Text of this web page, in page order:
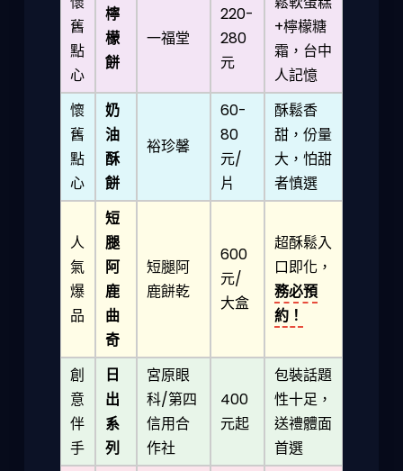
舊
點
心
檸
檬
餅
一福堂
220-
280
元
+檸檬糖
霜，台中
人記憶
懷
舊
點
心
奶
油
酥
餅
裕珍馨
60-
80
元/
片
酥鬆香
甜，份量
大，怕甜
者慎選
人
氣
爆
品
短
腿
阿
鹿
曲
奇
短腿阿
鹿餅乾
600
元/
大盒
超酥鬆入
口即化，
務必預
約！
創
意
伴
手
日
出
系
列
宮原眼
科/第四
信用合
作社
400
元起
包裝話題
性十足，
送禮體面
首選